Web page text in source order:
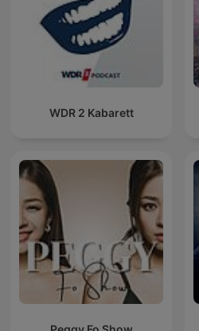
WDR 2 Kabarett